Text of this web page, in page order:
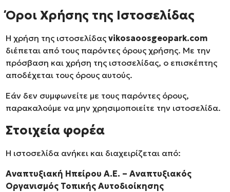
Όροι Χρήσης της Ιστοσελίδας
Η χρήση της ιστοσελίδαςvikosaoosgeopark.com
διέπεται από τους παρόντες όρους χρήσης. Με την
πρόσβαση και χρήση της ιστοσελίδας, ο επισκέπτης
αποδέχεται τους όρους αυτούς.
Εάν δεν συμφωνείτε με τους παρόντες όρους,
παρακαλούμε να μην χρησιμοποιείτε την ιστοσελίδα.
Στοιχεία φορέα
Η ιστοσελίδα ανήκει και διαχειρίζεται από:
Αναπτυξιακή Ηπείρου Α.Ε. – Αναπτυξιακός
Οργανισμός Τοπικής Αυτοδιοίκησης